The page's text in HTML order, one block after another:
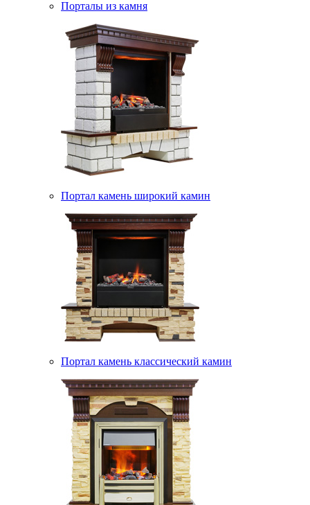
Порталы из камня
Портал камень широкий камин
Портал камень классический камин